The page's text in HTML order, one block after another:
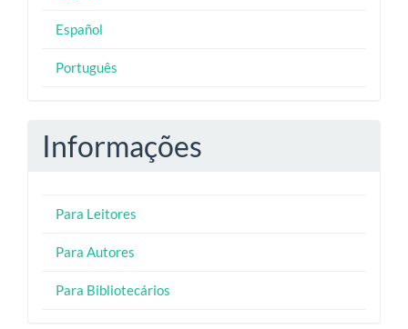
Español
Português
Informações
Para Leitores
Para Autores
Para Bibliotecários